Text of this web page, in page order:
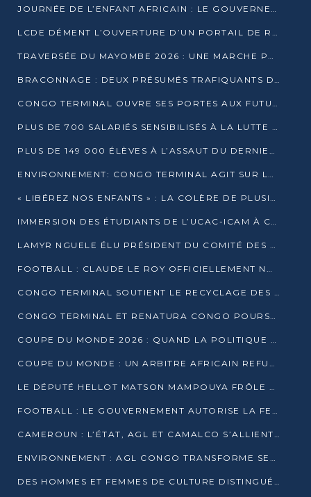
JOURNÉE DE L’ENFANT AFRICAIN : LE GOUVERNEMENT MOBILISÉ POUR L’HYGIÈNE DANS LES ORPHELINATS
LCDE DÉMENT L’OUVERTURE D’UN PORTAIL DE RECRUTEMENT ET APPELLE À LA VIGILANCE
TRAVERSÉE DU MAYOMBE 2026 : UNE MARCHE POUR SENSIBILISER ET DÉPISTER AU DIABÈTE
BRACONNAGE : DEUX PRÉSUMÉS TRAFIQUANTS D’HIPPOPOTAME ÉCROUÉS À BRAZZAVILLE
CONGO TERMINAL OUVRE SES PORTES AUX FUTURS INGÉNIEURS DE L’UCAC-ICAM
PLUS DE 700 SALARIÉS SENSIBILISÉS À LA LUTTE CONTRE LA TUBERCULOSE À CONGO TERMINAL
PLUS DE 149 000 ÉLÈVES À L’ASSAUT DU DERNIER CEPE
ENVIRONNEMENT: CONGO TERMINAL AGIT SUR LE TERRAIN ET FORME LES PLUS JEUNES
« LIBÉREZ NOS ENFANTS » : LA COLÈRE DE PLUSIEURS MÈRES À BRAZZAVILLE CONTRE LA DGSP
IMMERSION DES ÉTUDIANTS DE L’UCAC-ICAM À CONGO TERMINAL
LAMYR NGUELE ÉLU PRÉSIDENT DU COMITÉ DES MEMBRES D’HONNEUR DU PCT
FOOTBALL : CLAUDE LE ROY OFFICIELLEMENT NOMMÉ SÉLECTIONNEUR DU CONGO
CONGO TERMINAL SOUTIENT LE RECYCLAGE DES DÉCHETS PLASTIQUES À POINTE-NOIRE
CONGO TERMINAL ET RENATURA CONGO POURSUIVENT LEUR COMBAT POUR LA BIODIVERSITÉ
COUPE DU MONDE 2026 : QUAND LA POLITIQUE MENACE L’UNIVERSALITÉ DU FOOTBALL
COUPE DU MONDE : UN ARBITRE AFRICAIN REFUSÉ À L’ENTRÉE DES ÉTATS-UNIS
LE DÉPUTÉ HELLOT MATSON MAMPOUYA FRÔLE LA MORT LORS D’UNE EMBUSCADE DZNS LE POOL
FOOTBALL : LE GOUVERNEMENT AUTORISE LA FECOFOOT À OCCUPER LES COMPLEXES SPORTIFS
CAMEROUN : L’ÉTAT, AGL ET CAMALCO S’ALLIENT POUR UN MÉGA-PROJET FERROVIAIRE
ENVIRONNEMENT : AGL CONGO TRANSFORME SES DÉCHETS EN OUTILS DE FORMATION
DES HOMMES ET FEMMES DE CULTURE DISTINGUÉS POUR LEUR ENGAGEMENT PAR BANTOU CULTURE